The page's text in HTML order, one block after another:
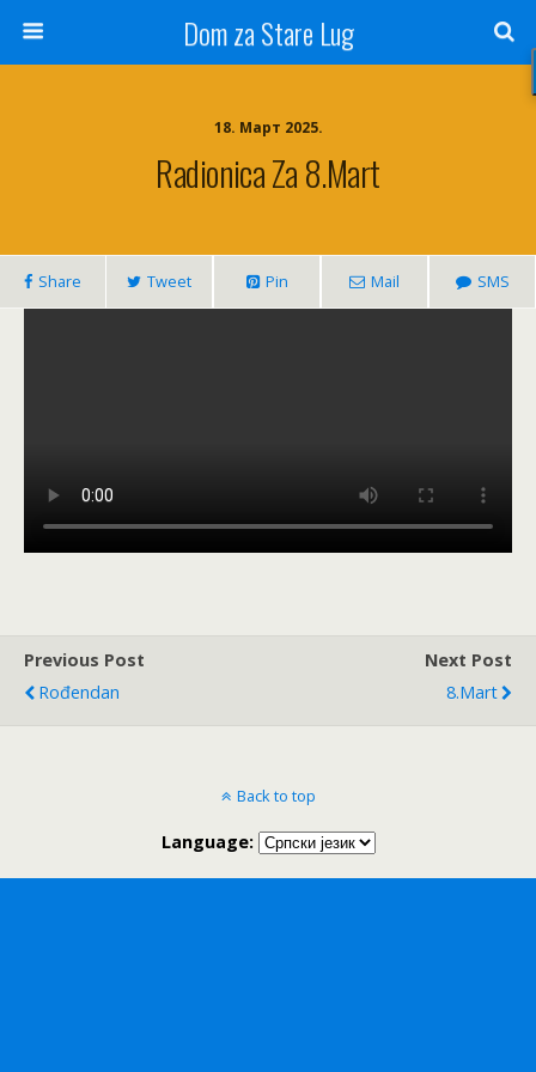
Dom za Stare Lug
18. Март 2025.
Radionica Za 8.mart
Share Tweet Pin Mail SMS
Previous Post
Rođendan
Next Post
8.mart
Back to top
Language: